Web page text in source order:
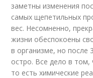
заметны изменения
самых щепетильных
вес. Несомненно,
жизни обеспокоены
в организме, но после
остро. Все дело в
то есть химические